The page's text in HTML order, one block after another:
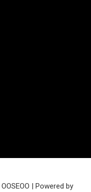
OOSEOO | Powered by